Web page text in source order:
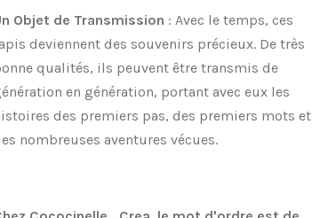
Objet de Transmission : Avec le temps, ces
deviennent des souvenirs précieux. De très
qualités, ils peuvent être transmis de
en génération, portant avec eux les
des premiers pas, des premiers mots et
nombreuses aventures vécues.